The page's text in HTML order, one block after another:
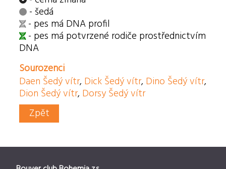
- šedá
- pes má DNA profil
- pes má potvrzené rodiče prostřednictvím
DNA
Sourozenci
Daen Šedý vítr, Dick Šedý vítr, Dino Šedý vítr,
Dion Šedý vítr, Dorsy Šedý vítr
Zpět